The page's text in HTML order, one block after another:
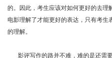
的。因此，考生应该对如何更好的去理
电影理解了才能更好的表达，只有考
的理解。
影评写作的路并不难，难的是还需